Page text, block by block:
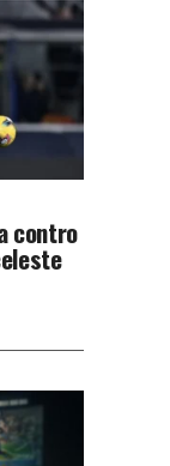
contro